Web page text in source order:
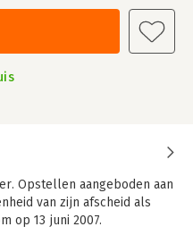
Opstellen aangeboden aan
van zijn afscheid als
op 13 juni 2007.